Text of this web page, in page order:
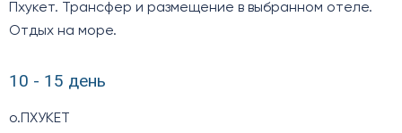
Пхукет. Трансфер и размещение в выбранном отеле.
Отдых на море.
10 - 15 день
о.ПХУКЕТ